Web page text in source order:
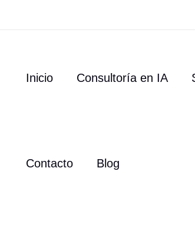
Inicio Consultoría en IA
Contacto Blog